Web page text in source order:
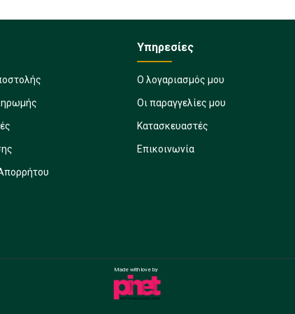
Υπηρεσίες
Ο λογαριασμός μου
Οι παραγγελίες μου
Κατασκευαστές
Επικοινωνία
Made with love by